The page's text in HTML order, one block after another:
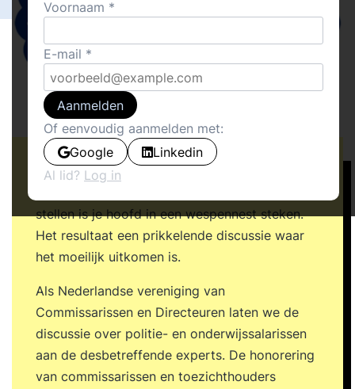
Hoeveel verdient een politieman? Een leraar?
stellen is je hoofd in een wespennest steken.
Het resultaat een prikkelende discussie waar
het moeilijk uitkomen is.
Als Nederlandse vereniging van
Commissarissen en Directeuren laten we de
discussie over politie- en onderwijssalarissen
aan de desbetreffende experts. De honorering
van commissarissen en toezichthouders
Voornaam
E-mail
Aanmelden
Of eenvoudig aanmelden met:
Google
Linkedin
Al lid? Log in